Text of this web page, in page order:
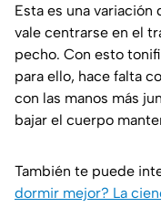
Esta es una
vale centrarse en el
pecho. Con esto
para ello, hace falta
con las manos más
bajar el cuerpo
También te puede
dormir mejor? La